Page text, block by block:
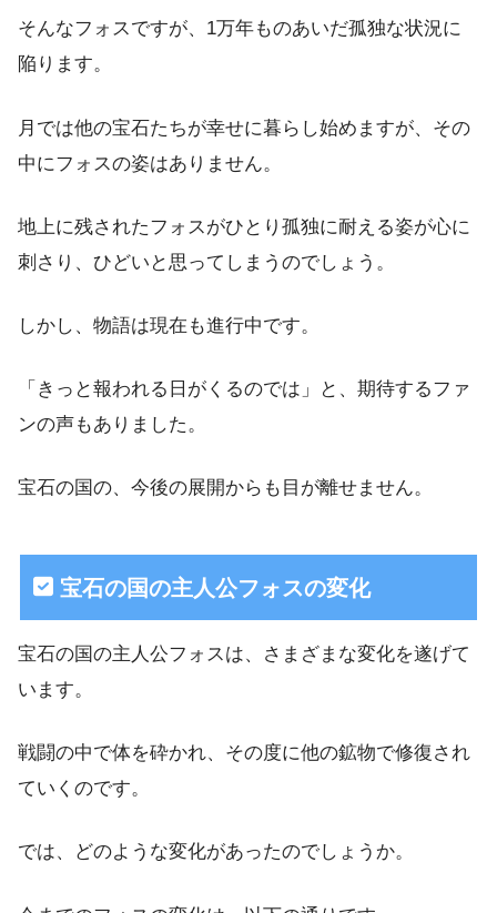
そんなフォスですが、1万年ものあいだ孤独な状況に
陥ります。
月では他の宝石たちが幸せに暮らし始めますが、その
中にフォスの姿はありません。
地上に残されたフォスがひとり孤独に耐える姿が心に
刺さり、ひどいと思ってしまうのでしょう。
しかし、物語は現在も進行中です。
「きっと報われる日がくるのでは」と、期待するファ
ンの声もありました。
宝石の国の、今後の展開からも目が離せません。
宝石の国の主人公フォスの変化
宝石の国の主人公フォスは、さまざまな変化を遂げて
います。
戦闘の中で体を砕かれ、その度に他の鉱物で修復され
ていくのです。
では、どのような変化があったのでしょうか。